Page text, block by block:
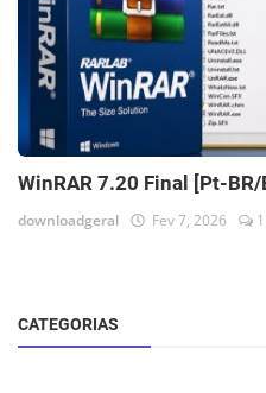
WinRAR 7.20 Final [Pt-
downloadgeral Fev 7, 2026 1
CATEGORIAS